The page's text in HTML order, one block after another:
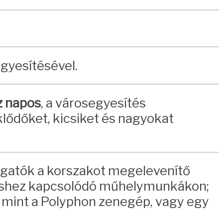
napos, a városegyesítés
kicsiket és nagyokat
a korszakot megelevenítő
kapcsolódó műhelymunkákon;
a Polyphon zenegép, vagy egy